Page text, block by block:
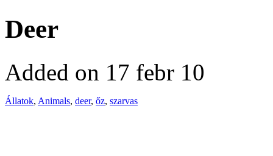
Deer
Added on 17 febr 10
Állatok, Animals, deer, őz, szarvas